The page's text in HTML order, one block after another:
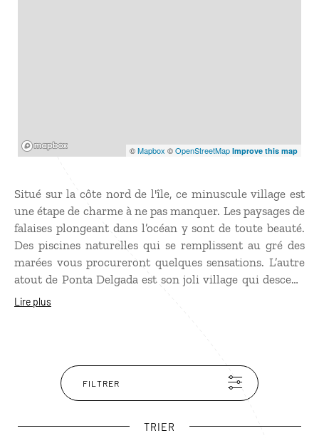
©Mapbox ©OpenStreetMap Improve this map
Situé sur la côte nord de l'île, ce minuscule village est
une étape de charme à ne pas manquer. Les paysages de
falaises plongeant dans l’océan y sont de toute beauté.
Des piscines naturelles qui se remplissent au gré des
marées vous procureront quelques sensations. L’autre
atout de Ponta Delgada est son joli village qui descend
jusqu’à la mer avec une ravissante chapelle, la
Lire plus
FILTRER
TRIER